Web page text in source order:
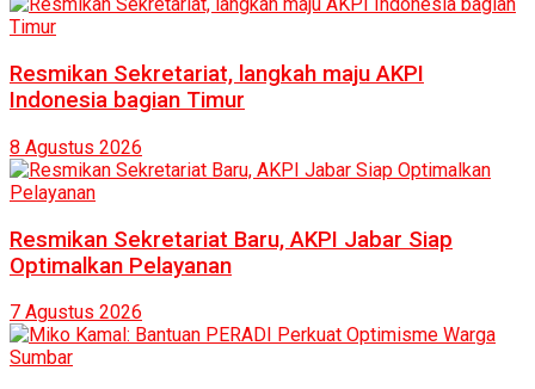
Resmikan Sekretariat, langkah maju AKPI
Indonesia bagian Timur
8 Agustus 2026
Resmikan Sekretariat Baru, AKPI Jabar Siap
Optimalkan Pelayanan
7 Agustus 2026